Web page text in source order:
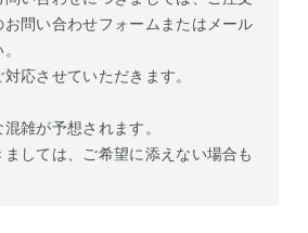
お問い合わせフォームまたはメール
応させていただきます。
雑が予想されます。
しては、ご希望に添えない場合も